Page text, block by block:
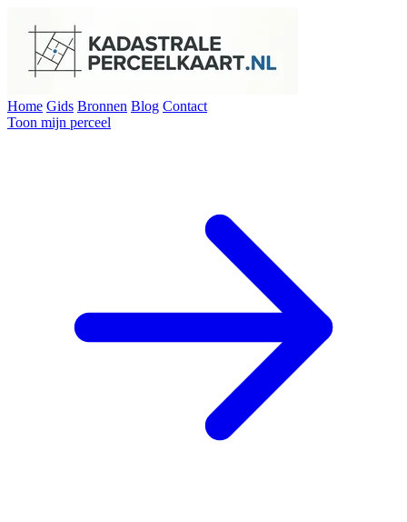
Home Gids Bronnen Blog Contact
Toon mijn perceel